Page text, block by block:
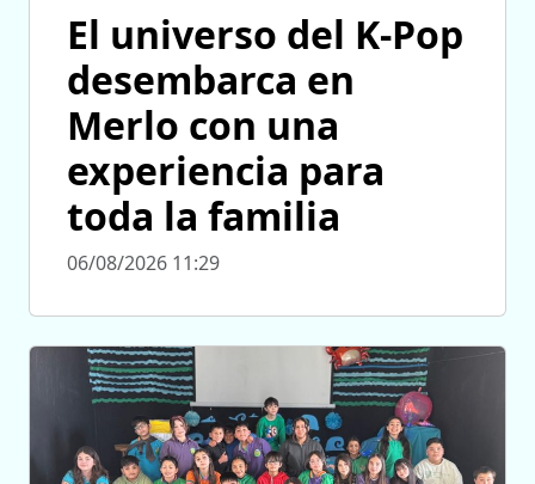
El universo del K-Pop
desembarca en
Merlo con una
experiencia para
toda la familia
06/08/2026 11:29